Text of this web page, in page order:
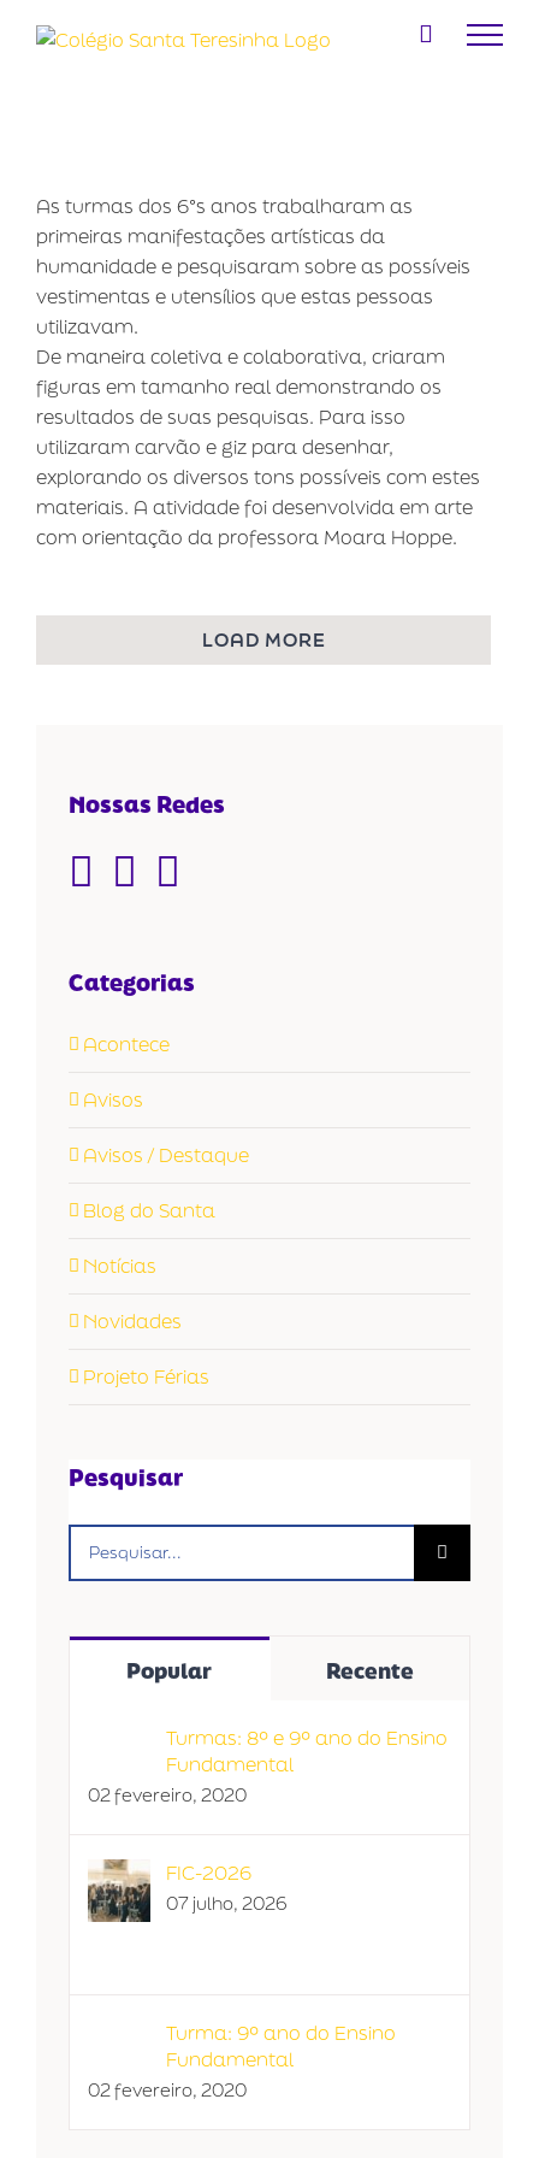
para
As turmas dos 6°s anos trabalharam as
primeiras manifestações artísticas da
humanidade e pesquisaram sobre as possíveis
vestimentas e utensílios que estas pessoas
utilizavam.
De maneira coletiva e colaborativa, criaram
figuras em tamanho real demonstrando os
resultados de suas pesquisas. Para isso
utilizaram carvão e giz para desenhar,
explorando os diversos tons possíveis com estes
materiais. A atividade foi desenvolvida em arte
com orientação da professora Moara Hoppe.
LOAD MORE
Nossas Redes
Categorias
Acontece
Avisos
Avisos / Destaque
Blog do Santa
Notícias
Novidades
Projeto Férias
Pesquisar
resultados
Popular Recente
Turmas: 8º e 9º ano do Ensino
Fundamental
02 fevereiro, 2020
FIC-2026
07 julho, 2026
Turma: 9º ano do Ensino
Fundamental
02 fevereiro, 2020